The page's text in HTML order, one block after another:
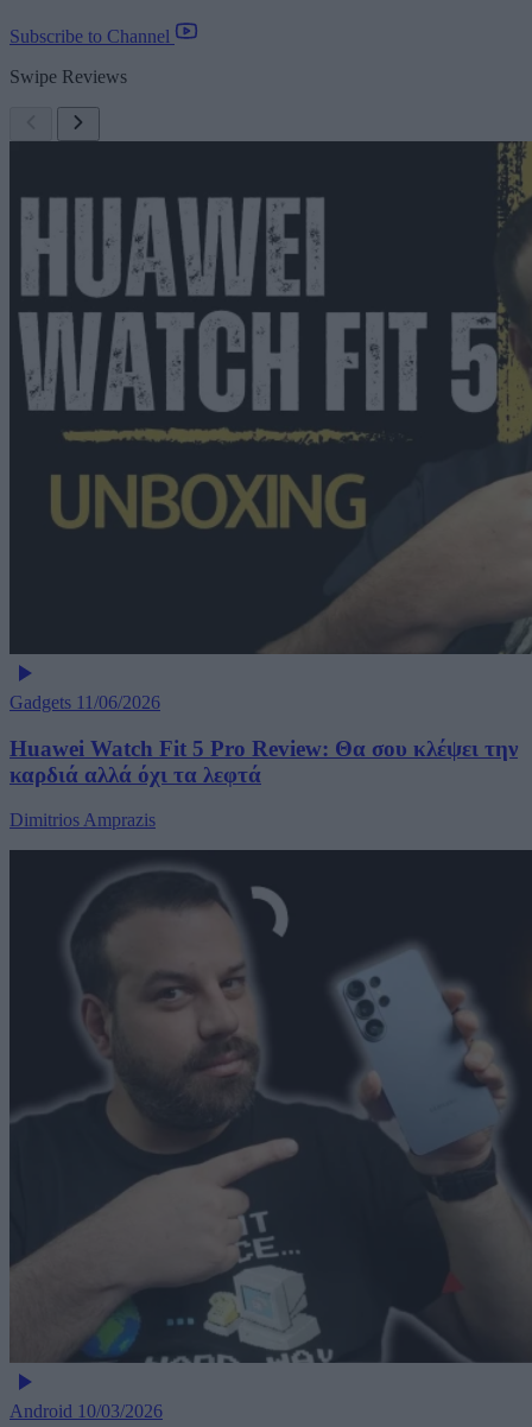
Subscribe to Channel
Swipe Reviews
Gadgets 11/06/2026
Huawei Watch Fit 5 Pro Review: Θα σου κλέψει την
καρδιά αλλά όχι τα λεφτά
Dimitrios Amprazis
Android 10/03/2026